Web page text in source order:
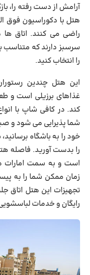
آرامش از دست رفته را،
هتل با دکوراسیون فوق
راضی می کنند. اتاق ها
سرسبز دارند که متناسب
را انتخاب کنید.
این هتل چندین
غذاهای برزیلی است و
کند. در کافی شاپ با
شما پذیرایی می شود و
خود را به باشگاه
است و به سمت امارات
زمان ممکن شما را به
تجهیزات این هتل اتاق
رایگان و خدمات